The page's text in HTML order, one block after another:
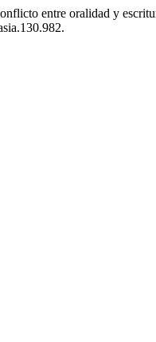
entre oralidad y